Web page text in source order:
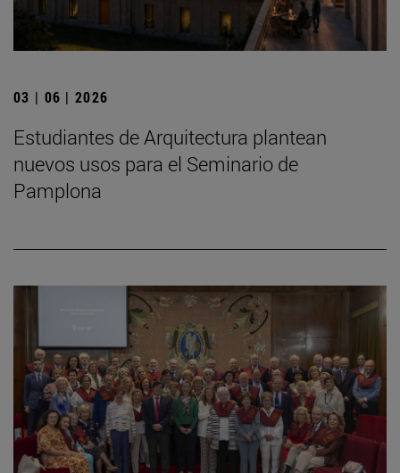
03 | 06 | 2026
Estudiantes de Arquitectura plantean
nuevos usos para el Seminario de
Pamplona